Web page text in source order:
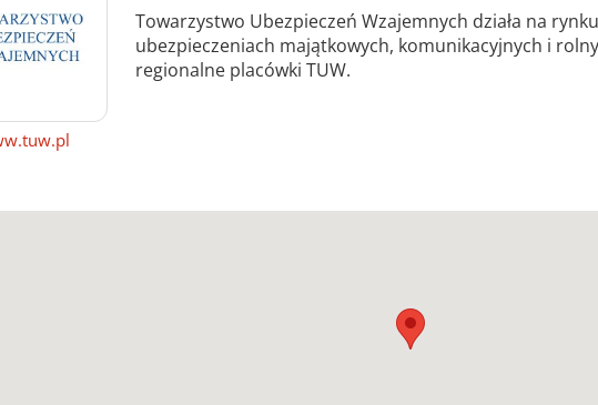
Towarzystwo Ubezpieczeń Wzajemnych działa na
ubezpieczeniach majątkowych, komunikacyjnych i
regionalne placówki TUW.